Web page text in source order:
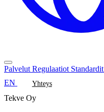
Palvelut Regulaatiot Standardit
EN
Yhteys
Tekve Oy